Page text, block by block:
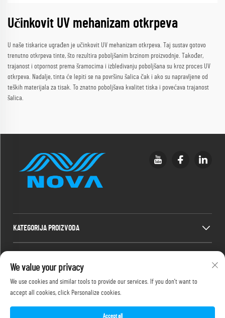
Učinkovit UV mehanizam otkrpeva
U naše tiskarice ugrađen je učinkovit UV mehanizam otkrpeva. Taj sustav gotovo
trenutno otkrpeva tinte, što rezultira poboljšanim brzinom proizvodnje. Također,
trajanost i otpornost prema šramocima i izbledivanju poboljšana su kroz proces UV
otkrpeva. Nadalje, tinta će lepiti se na površinu šalica čak i ako su napravljene od
teških materijala za tisak. To znatno poboljšava kvalitet tiska i povećava trajanost
šalica.
KATEGORIJA PROIZVODA
INFORMACIJE ZA KONTAKT
Office add : 2F, 486-2 Jinyuanxi 2nd Road, Jimei, Xiamen
We value your privacy
We use cookies and similar tools to provide our services. If you don't want to
accept all cookies, click Personalize cookies.
Accept all